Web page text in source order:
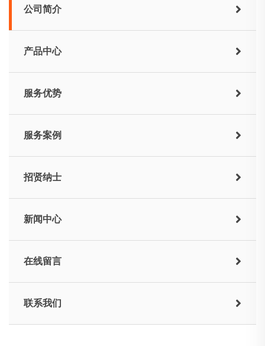
公司简介
产品中心
服务优势
服务案例
招贤纳士
新闻中心
在线留言
联系我们